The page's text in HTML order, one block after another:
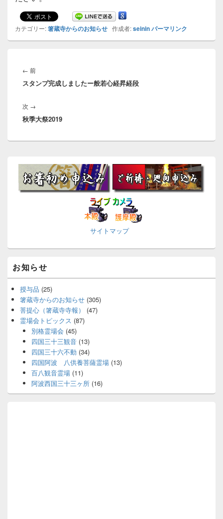
カテゴリー:箸蔵寺からのお知らせ 作成者:seininパーマリンク
稿
ナ
ゲ
ー
シ
← 前前
の
スタンプ完成しましたー般若心経昇経段
次 →
の
稿:
秋季大祭2019
ジ
ッ
ト
エ
ア
サイトマップ※
お知らせ
授与品 (25)
箸蔵寺からのお知らせ (305)
菩提心（箸蔵寺寺報）
(47)
霊場会トピックス (87)
別格霊場会 (45)
四国三十三観音(13)
四国三十六不動 (34)
四国阿波 八供養菩薩霊場(13)
百八観音霊場(11)
阿波西国三十三ヶ所(16)